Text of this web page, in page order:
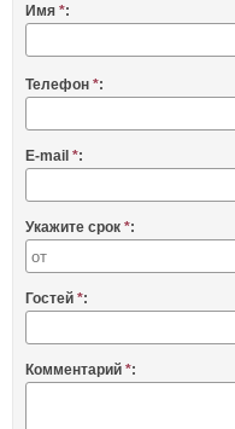
Имя *:
Телефон *:
E-mail *:
Укажите срок *:
Гостей *:
Комментарий *: